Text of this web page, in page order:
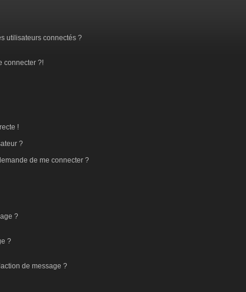
utilisateurs connectés ?
connecter ?!
!
?
de me connecter ?
?
?
de message ?